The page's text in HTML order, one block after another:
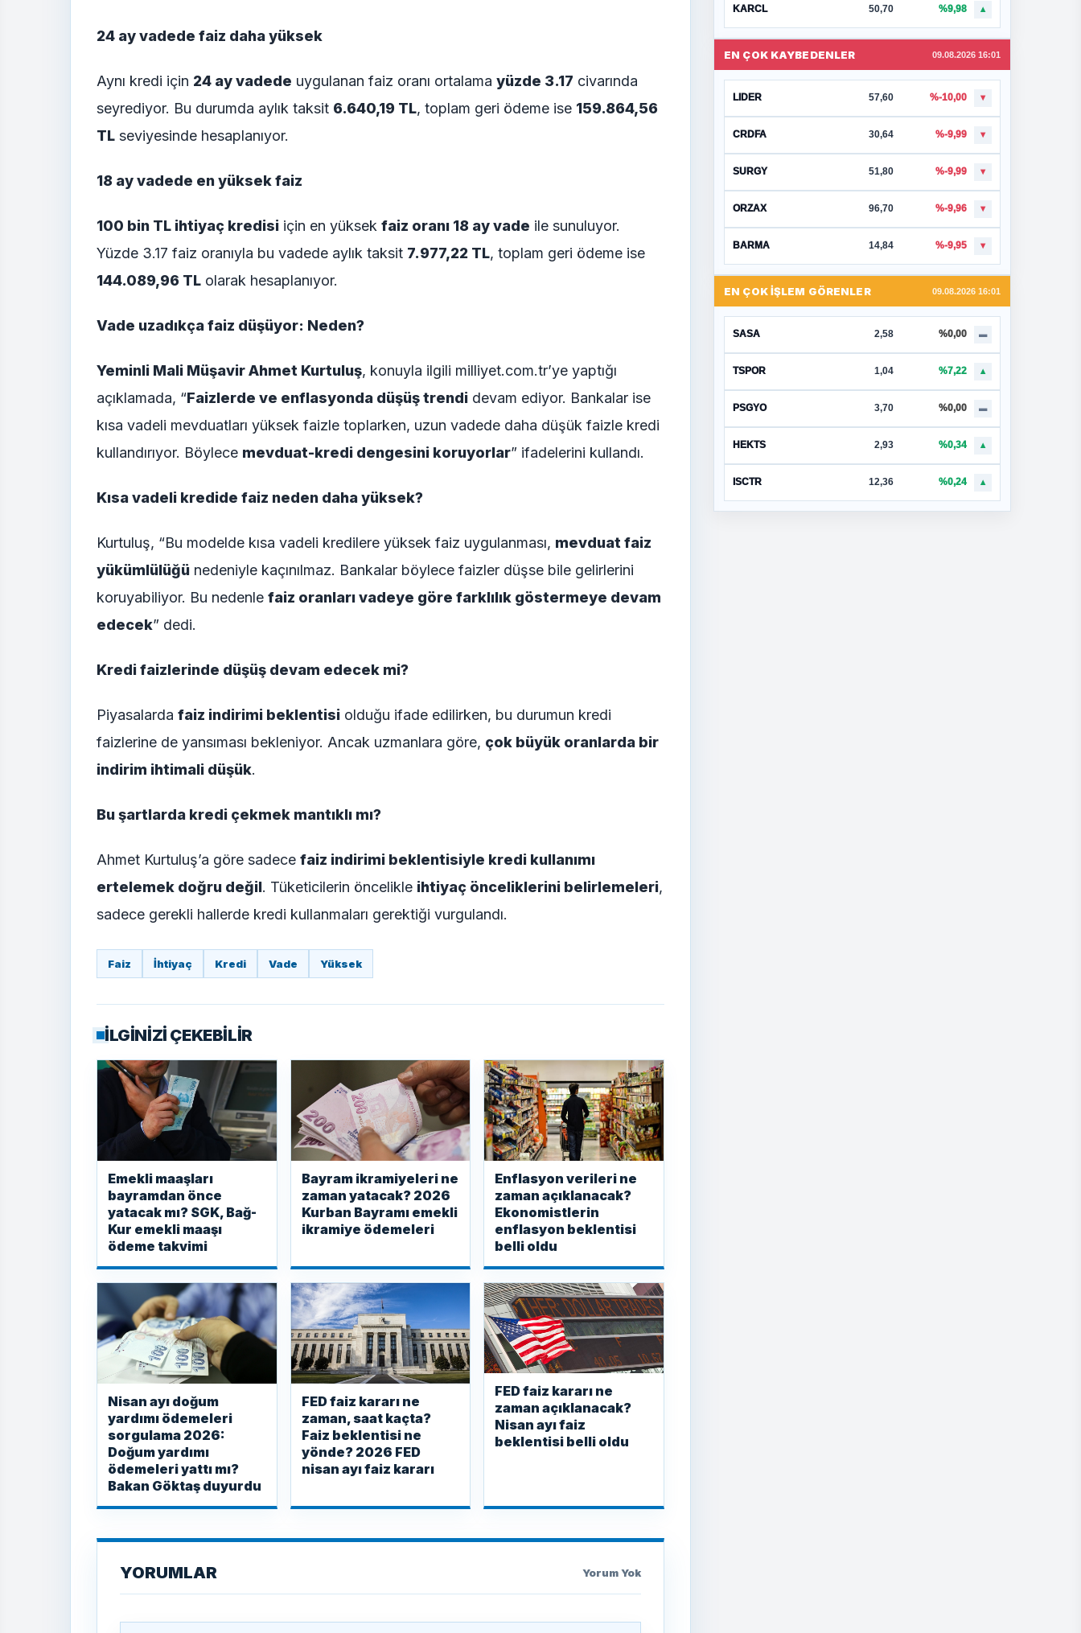
24 ay vadede faiz daha yüksek
Aynı kredi için 24 ay vadede uygulanan faiz oranı ortalama yüzde 3.17 civarında
seyrediyor. Bu durumda aylık taksit 6.640,19 TL, toplam geri ödeme ise 159.864,56
TL seviyesinde hesaplanıyor.
18 ay vadede en yüksek faiz
100 bin TL ihtiyaç kredisi için en yüksek faiz oranı 18 ay vade ile sunuluyor.
Yüzde 3.17 faiz oranıyla bu vadede aylık taksit 7.977,22 TL, toplam geri ödeme ise
144.089,96 TL olarak hesaplanıyor.
Vade uzadıkça faiz düşüyor: Neden?
Yeminli Mali Müşavir Ahmet Kurtuluş, konuyla ilgili milliyet.com.tr’ye yaptığı
açıklamada, “Faizlerde ve enflasyonda düşüş trendi devam ediyor. Bankalar ise
kısa vadeli mevduatları yüksek faizle toplarken, uzun vadede daha düşük faizle kredi
kullandırıyor. Böylece mevduat-kredi dengesini koruyorlar” ifadelerini kullandı.
Kısa vadeli kredide faiz neden daha yüksek?
Kurtuluş, “Bu modelde kısa vadeli kredilere yüksek faiz uygulanması, mevduat faiz
yükümlülüğü nedeniyle kaçınılmaz. Bankalar böylece faizler düşse bile gelirlerini
koruyabiliyor. Bu nedenle faiz oranları vadeye göre farklılık göstermeye devam
edecek” dedi.
Kredi faizlerinde düşüş devam edecek mi?
Piyasalarda faiz indirimi beklentisi olduğu ifade edilirken, bu durumun kredi
faizlerine de yansıması bekleniyor. Ancak uzmanlara göre, çok büyük oranlarda bir
indirim ihtimali düşük.
Bu şartlarda kredi çekmek mantıklı mı?
Ahmet Kurtuluş’a göre sadece faiz indirimi beklentisiyle kredi kullanımı
ertelemek doğru değil. Tüketicilerin öncelikle ihtiyaç önceliklerini belirlemeleri,
sadece gerekli hallerde kredi kullanmaları gerektiği vurgulandı.
Faiz İhtiyaç Kredi Vade Yüksek
İLGİNİZİ ÇEKEBİLİR
Emekli maaşları
bayramdan önce
yatacak mı? SGK, Bağ-
Kur emekli maaşı
ödeme takvimi
Bayram ikramiyeleri ne
zaman yatacak? 2026
Kurban Bayramı emekli
ikramiye ödemeleri
Enflasyon verileri ne
zaman açıklanacak?
Ekonomistlerin
enflasyon beklentisi
belli oldu
Nisan ayı doğum
yardımı ödemeleri
sorgulama 2026:
Doğum yardımı
ödemeleri yattı mı?
Bakan Göktaş duyurdu
FED faiz kararı ne
zaman, saat kaçta?
Faiz beklentisi ne
yönde? 2026 FED
nisan ayı faiz kararı
FED faiz kararı ne
zaman açıklanacak?
Nisan ayı faiz
beklentisi belli oldu
YORUMLAR Yorum Yok
KARCL 50,70 %9,98 ▲
EN ÇOK KAYBEDENLER 09.08.2026 16:01
LIDER 57,60 %-10,00 ▼
CRDFA 30,64 %-9,99 ▼
SURGY 51,80 %-9,99 ▼
ORZAX 96,70 %-9,96 ▼
BARMA 14,84 %-9,95 ▼
EN ÇOK İŞLEM GÖRENLER 09.08.2026 16:01
SASA 2,58 %0,00 ▬
TSPOR 1,04 %7,22 ▲
PSGYO 3,70 %0,00 ▬
HEKTS 2,93 %0,34 ▲
ISCTR 12,36 %0,24 ▲